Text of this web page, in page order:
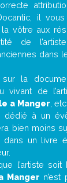
il
vôtre aux
de
dans
la
vivant de
a Manger ,
dédié à un
bien moins
dans un livre
l’artiste soit
Manger